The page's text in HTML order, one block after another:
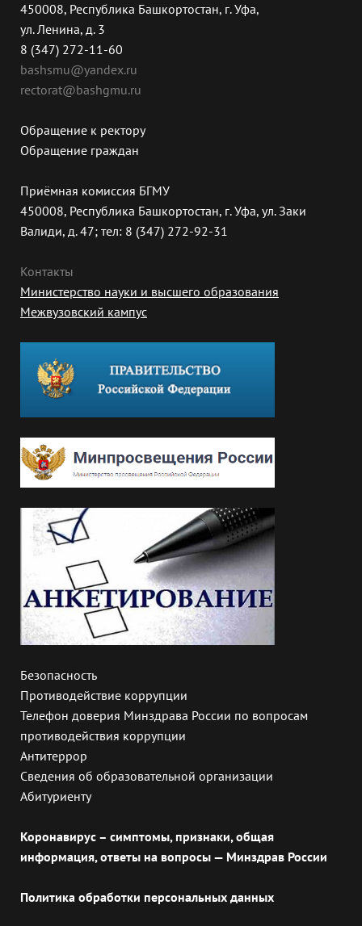
450008, Республика Башкортостан, г. Уфа,
ул. Ленина, д. 3
8 (347) 272-11-60
bashsmu@yandex.ru
rectorat@bashgmu.ru
Обращение к ректору
Обращение граждан
Приёмная комиссия БГМУ
450008, Республика Башкортостан, г. Уфа, ул. Заки
Валиди, д. 47; тел: 8 (347) 272-92-31
Контакты
Министерство науки и высшего образования
Межвузовский кампус
Безопасность
Противодействие коррупции
Телефон доверия Минздрава России по вопросам
противодействия коррупции
Антитеррор
Сведения об образовательной организации
Абитуриенту
Коронавирус – симптомы, признаки, общая
информация, ответы на вопросы — Минздрав России
Политика обработки персональных данных